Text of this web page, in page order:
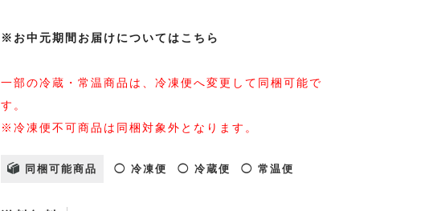
※お中元期間お届けについてはこちら
一部の冷蔵・常温商品は、冷凍便へ変更して同梱可能で
す。
※冷凍便不可商品は同梱対象外となります。
同梱可能商品 ◯ 冷凍便 ◯ 冷蔵便 ◯ 常温便